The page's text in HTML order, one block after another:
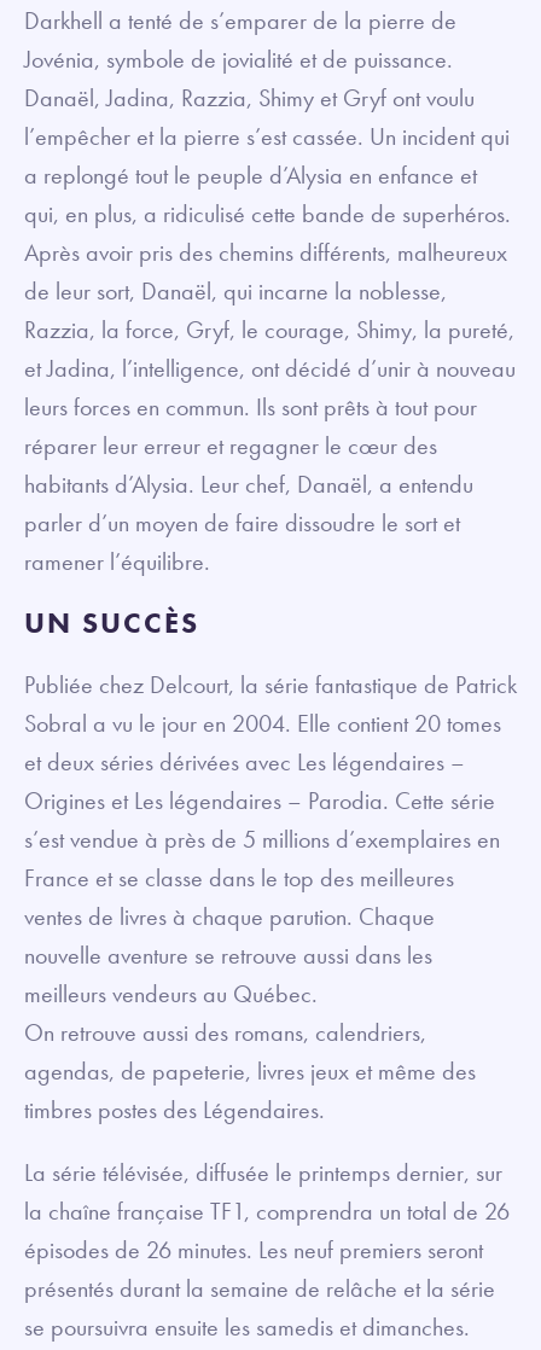
Darkhell a tenté de s’emparer de la pierre de
Jovénia, symbole de jovialité et de puissance.
Danaël, Jadina, Razzia, Shimy et Gryf ont voulu
l’empêcher et la pierre s’est cassée. Un incident qui
a replongé tout le peuple d’Alysia en enfance et
qui, en plus, a ridiculisé cette bande de superhéros.
Après avoir pris des chemins différents, malheureux
de leur sort, Danaël, qui incarne la noblesse,
Razzia, la force, Gryf, le courage, Shimy, la pureté,
et Jadina, l’intelligence, ont décidé d’unir à nouveau
leurs forces en commun. Ils sont prêts à tout pour
réparer leur erreur et regagner le cœur des
habitants d’Alysia. Leur chef, Danaël, a entendu
parler d’un moyen de faire dissoudre le sort et
ramener l’équilibre.
UN SUCCÈS
Publiée chez Delcourt, la série fantastique de Patrick
Sobral a vu le jour en 2004. Elle contient 20 tomes
et deux séries dérivées avec Les légendaires –
Origines et Les légendaires – Parodia. Cette série
s’est vendue à près de 5 millions d’exemplaires en
France et se classe dans le top des meilleures
ventes de livres à chaque parution. Chaque
nouvelle aventure se retrouve aussi dans les
meilleurs vendeurs au Québec.
On retrouve aussi des romans, calendriers,
agendas, de papeterie, livres jeux et même des
timbres postes des Légendaires.
La série télévisée, diffusée le printemps dernier, sur
la chaîne française TF1, comprendra un total de 26
épisodes de 26 minutes. Les neuf premiers seront
présentés durant la semaine de relâche et la série
se poursuivra ensuite les samedis et dimanches.